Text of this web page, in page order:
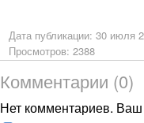
Дата публикации: 30 июля
Просмотров: 2388
Комментарии (0)
Нет комментариев.